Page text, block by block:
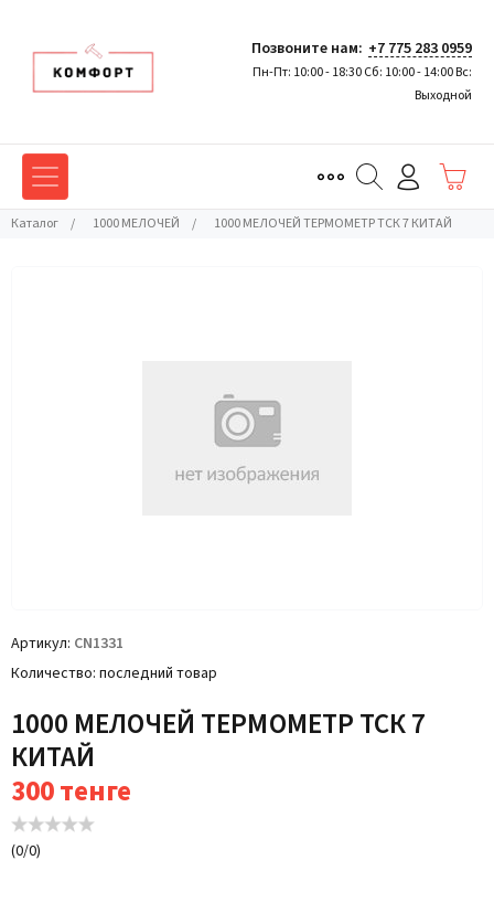
Позвоните нам: +7 775 283 0959
Пн-Пт: 10:00 - 18:30 Сб: 10:00 - 14:00 Вс:
Выходной
Каталог / 1000 МЕЛОЧЕЙ / 1000 МЕЛОЧЕЙ ТЕРМОМЕТР ТСК 7 КИТАЙ
Артикул CN1331
Количество последний товар
1000 МЕЛОЧЕЙ ТЕРМОМЕТР ТСК 7
КИТАЙ
300тенге
(0/0)